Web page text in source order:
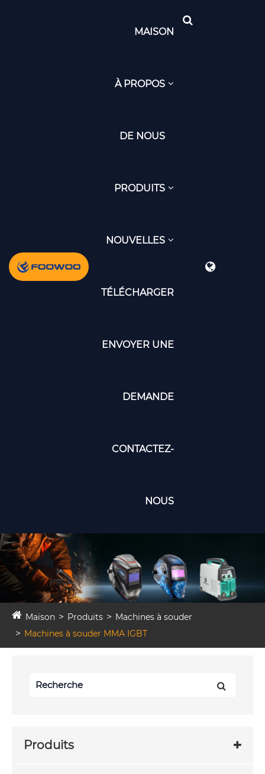
MAISON
À PROPOS
DE NOUS
PRODUITS
NOUVELLES
TÉLÉCHARGER
ENVOYER UNE
DEMANDE
CONTACTEZ-
NOUS
Maison Produits
Machines à souder
Machines à souder MMA IGBT
Produits